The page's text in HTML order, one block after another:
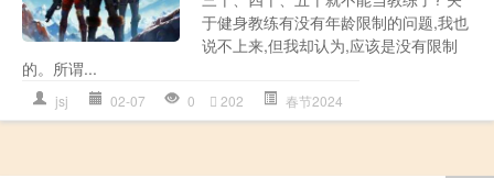
于健身教练有没有年龄限制的问题,我也
说不上来,但我却认为,应该是没有限制
的。所谓...
jsj 02-07 0 202 春节2024